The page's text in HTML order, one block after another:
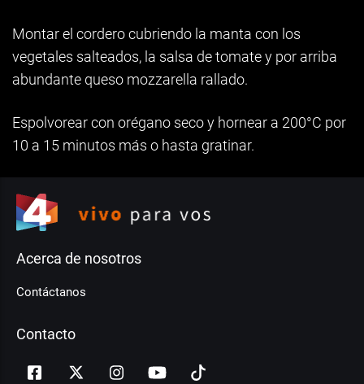
Montar el cordero cubriendo la manta con los
vegetales salteados, la salsa de tomate y por arriba
abundante queso mozzarella rallado.
Espolvorear con orégano seco y hornear a 200°C por
10 a 15 minutos más o hasta gratinar.
Acerca de nosotros
Contáctanos
Contacto